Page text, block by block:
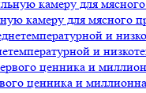
камеру для мясного
и
ценника и